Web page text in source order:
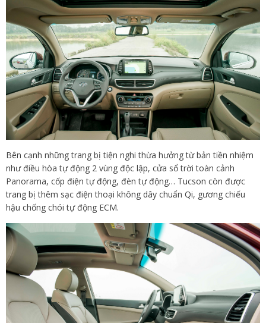
Bên cạnh những trang bị tiện nghi thừa hưởng từ bản tiền nhiệm
như điều hòa tự động 2 vùng độc lập, cửa sổ trời toàn cảnh
Panorama, cốp điện tự động, đèn tự động… Tucson còn được
trang bị thêm sạc điện thoại không dây chuẩn Qi, gương chiếu
hậu chống chói tự động ECM.